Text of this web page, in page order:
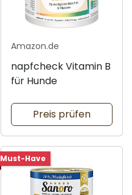
Amazon.de
napfcheck Vitamin B
für Hunde
Preis prüfen
Must-Have